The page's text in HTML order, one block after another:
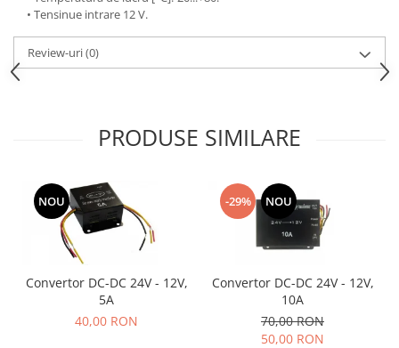
• Tensinue intrare 12 V.
Review-uri(0)
PRODUSE SIMILARE
NOU
Convertor DC-DC 24V - 12V,
5A
40,00 RON
-29% NOU
Convertor DC-DC 24V - 12V,
10A
70,00 RON
50,00 RON